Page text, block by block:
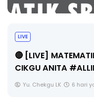
LIVE
🔴 [LIVE]
CIKGU ANITA
Yu. Chekgu LK 6 hari